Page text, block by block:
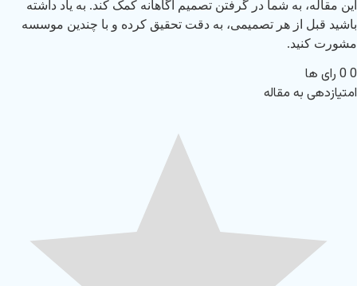
این مقاله، به شما در گرفتن تصمیم آگاهانه کمک کند. به یاد داشته
باشید قبل از هر تصمیمی، به دقت تحقیق کرده و با چندین موسسه
مشورت کنید.
0
0 رای ها
امتیازدهی به مقاله